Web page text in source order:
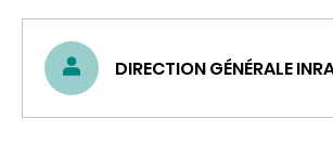
DIRECTION GÉNÉRALE